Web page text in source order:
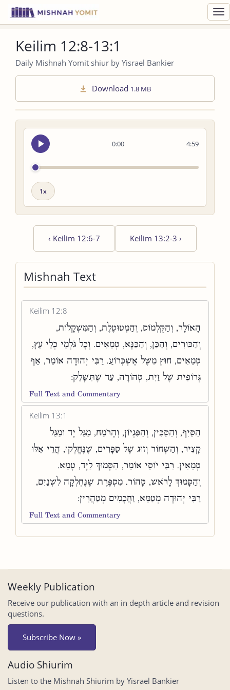
Keilim 12:8-13:1
Daily Mishnah Yomit shiur by Yisrael Bankier
Download 1.8 MB
0:00
Seek
audio
4:59
Playback
‹ Keilim 12:6-7 Keilim 13:2-3 ›
Mishnah Text
Keilim 12:8
הָאוֹלָר, וְהַקֻּלְמוֹס, וְהַמְּטוּטֶלֶת, וְהַמִּשְׁקָלוֹת,
וְהַכּוּרִים, וְהַכַּן, וְהַכַּנָּא, טְמֵאִים. וְכָל גֹּלְמֵי כְלֵי עֵץ,
טְמֵאִים, חוּץ מִשֶּׁל אֶשְׁכְּרוֹעַ. רַבִּי יְהוּדָה אוֹמֵר, אַף
גְּרוֹפִית שֶׁל זַיִת, טְהוֹרָה, עַד שֶׁתִּשָּׁלֵק:
Full Text and Commentary
Keilim 13:1
הַסַּיִף, וְהַסַּכִּין, וְהַפִּגְיוֹן, וְהָרֹמַח, מַגַּל יָד וּמַגַּל
קָצִיר, וְהַשְּׁחוֹר וְזוּג שֶׁל סַפָּרִים, שֶׁנֶּחֱלְקוּ, הֲרֵי אֵלּוּ
טְמֵאִין. רַבִּי יוֹסֵי אוֹמֵר, הַסָּמוּךְ לַיָּד, טָמֵא.
וְהַסָּמוּךְ לָרֹאשׁ, טָהוֹר. מִסְפֶּרֶת שֶׁנֶּחְלְקָה לִשְׁנַיִם,
רַבִּי יְהוּדָה מְטַמֵּא, וַחֲכָמִים מְטַהֲרִין:
Full Text and Commentary
Weekly Publication
Receive our publication with an in depth article and revision
questions.
Subscribe Now »
Audio Shiurim
Listen to the Mishnah Shiurim by Yisrael Bankier